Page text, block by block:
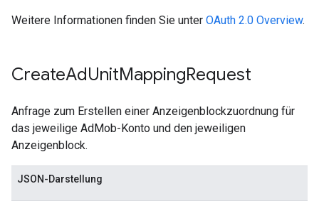
Weitere Informationen finden Sie unter OAuth 2.0 Overview.
CreateAdUnitMappingRequest
Anfrage zum Erstellen einer Anzeigenblockzuordnung für
das jeweilige AdMob-Konto und den jeweiligen
Anzeigenblock.
JSON-Darstellung